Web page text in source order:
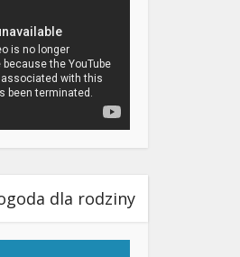
dla rodziny